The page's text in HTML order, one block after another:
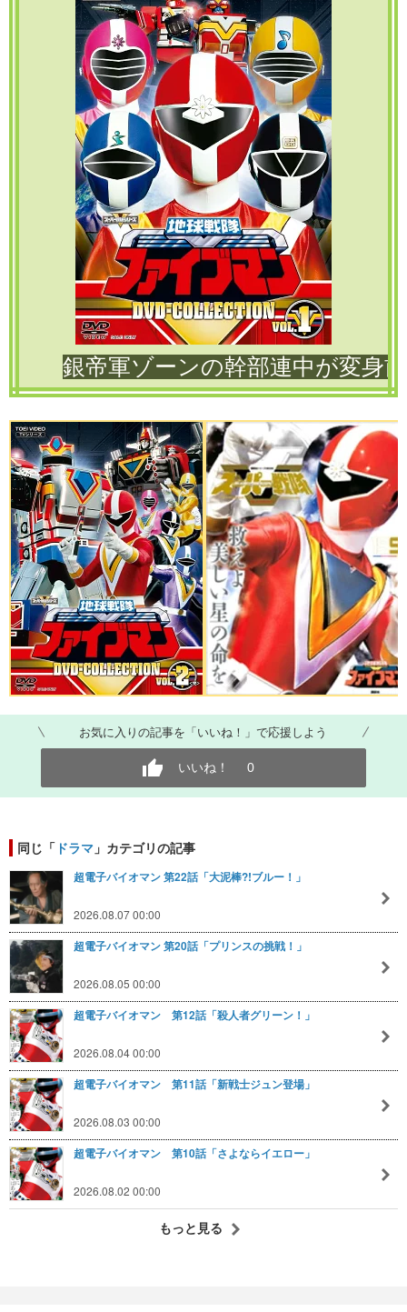
銀帝軍ゾーンの幹部連中が変身
お気に入りの記事を「いいね！」で応援しよう
いいね！ 0
同じ「 ドラマ 」カテゴリの記事
超電子バイオマン 第22話「大泥棒?!ブルー！」
2026.08.07 00:00
超電子バイオマン 第20話「プリンスの挑戦！」
2026.08.05 00:00
超電子バイオマン 第12話「殺人者グリーン！」
2026.08.04 00:00
超電子バイオマン 第11話「新戦士ジュン登場」
2026.08.03 00:00
超電子バイオマン 第10話「さよならイエロー」
2026.08.02 00:00
もっと見る